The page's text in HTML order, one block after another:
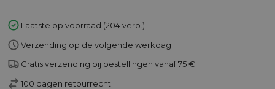
Laatste op voorraad (204 verp.)
Verzending op de volgende werkdag
Gratis verzending bij bestellingen vanaf 75 €
100 dagen retourrecht